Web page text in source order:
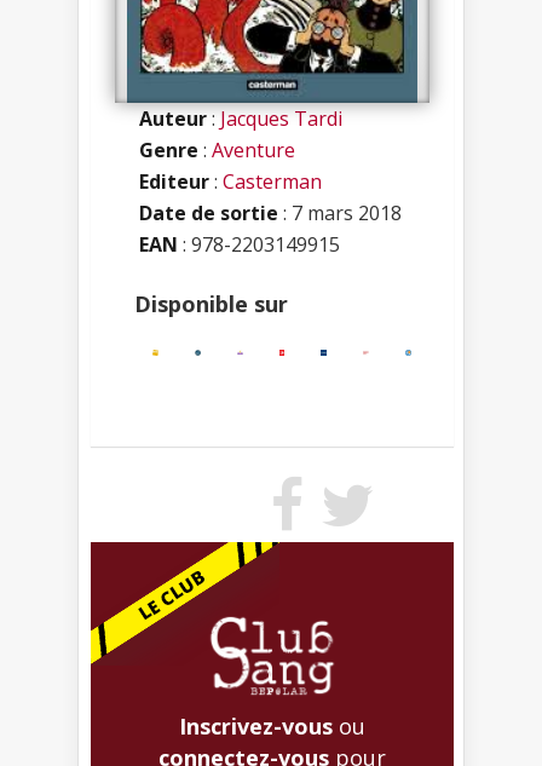
Auteur:Jacques Tardi
Genre : Aventure
Editeur: Casterman
Date de sortie : 7 mars 2018
EAN : 978-2203149915
Disponible sur
Inscrivez-vous ou
connectez-vous pour